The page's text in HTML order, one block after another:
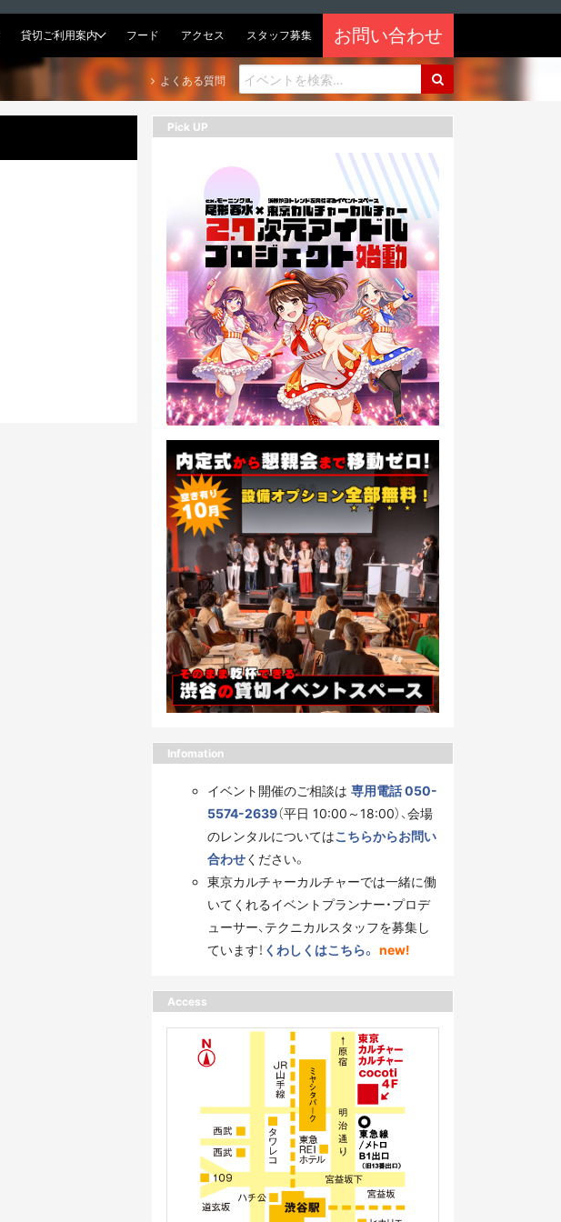
貸切ご利用案内 フード アクセス スタッフ募集 お問い合わせ
よくある質問
Pick UP
Infomation
イベント開催のご相談は 専用電話 050-
5574-2639（平日 10:00～18:00）、会場
のレンタルについてはこちらからお問い
合わせください。
東京カルチャーカルチャーでは一緒に働
いてくれるイベントプランナー・プロデ
ューサー、テクニカルスタッフを募集し
ています！ くわしくはこちら。 new!
Access